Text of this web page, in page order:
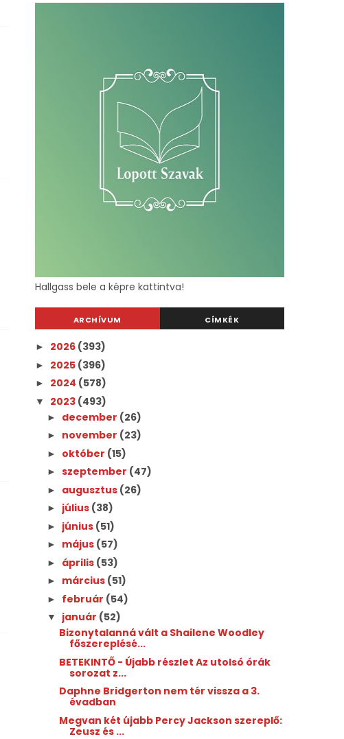
Hallgass bele a képre kattintva!
ARCHÍVUM CÍMKÉK
► 2026 (393)
► 2025 (396)
► 2024 (578)
▼ 2023 (493)
► december (26)
► november (23)
► október (15)
►szeptember (47)
► augusztus (26)
► július (38)
► június (51)
► május (57)
► április (53)
► március (51)
► február (54)
▼ január (52)
Bizonytalanná vált a Shailene Woodley
főszereplésé...
BETEKINTŐ - Újabb részlet Az utolsó órák
sorozat z...
Daphne Bridgerton nem tér vissza a 3.
évadban
Megvan két újabb Percy Jackson szereplő:
Zeusz és ...